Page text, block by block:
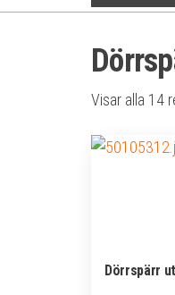
Visar alla 14
Dörrspärr